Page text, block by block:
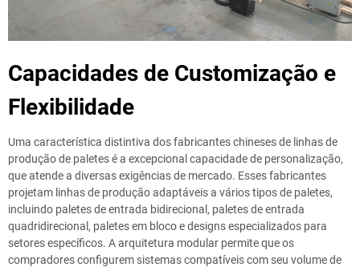
Capacidades de Customização e
Flexibilidade
Uma característica distintiva dos fabricantes chineses de linhas de
produção de paletes é a excepcional capacidade de personalização,
que atende a diversas exigências de mercado. Esses fabricantes
projetam linhas de produção adaptáveis a vários tipos de paletes,
incluindo paletes de entrada bidirecional, paletes de entrada
quadridirecional, paletes em bloco e designs especializados para
setores específicos. A arquitetura modular permite que os
compradores configurem sistemas compatíveis com seu volume de